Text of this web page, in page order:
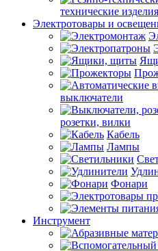
технические изделия
Электротовары и
выключатели
розетки, вилки
Кабель
Лампы
Фонари
Инструмент